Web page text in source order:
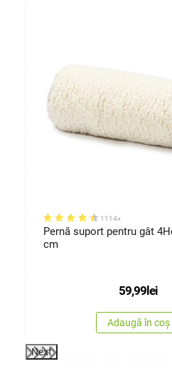
1114x
Pernă suport pentru gât
cm
59,99lei
Adaugă în coș
Next